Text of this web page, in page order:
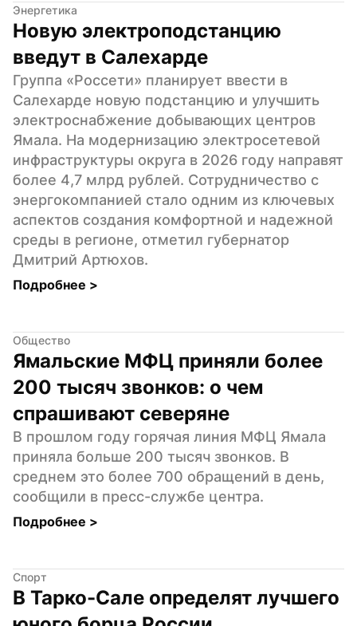
Энергетика
Новую электроподстанцию
введут в Салехарде
Группа «Россети» планирует ввести в
Салехарде новую подстанцию и улучшить
электроснабжение добывающих центров
Ямала. На модернизацию электросетевой
инфраструктуры округа в 2026 году направят
более 4,7 млрд рублей. Сотрудничество с
энергокомпанией стало одним из ключевых
аспектов создания комфортной и надежной
среды в регионе, отметил губернатор
Дмитрий Артюхов.
Подробнее >
Общество
Ямальские МФЦ приняли более
200 тысяч звонков: о чем
спрашивают северяне
В прошлом году горячая линия МФЦ Ямала
приняла больше 200 тысяч звонков. В
среднем это более 700 обращений в день,
сообщили в пресс-службе центра.
Подробнее >
Спорт
В Тарко-Сале определят лучшего